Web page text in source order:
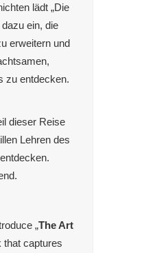
lädt „Die
ein, die
erweitern und
zu entdecken.
dieser Reise
Lehren des
„The Art
that captures